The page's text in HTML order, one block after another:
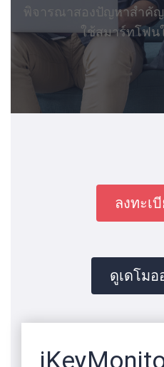
พิจารณาสองปัญหาสำคั
ใช้สมาร์ทโฟน
ลงทะเ
ดูเดโม